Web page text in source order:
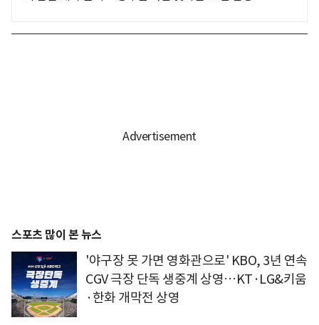
스포츠 많이 본 뉴스
'야구장 못 가면 영화관으로' KBO, 3년 연속
CGV 극장 단독 생중계 상영…KT·LG&키움
·한화 개막전 상영